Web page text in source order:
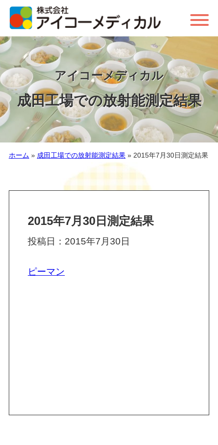
アイコーメディカル
成田工場での放射能測定結果
ホーム » 成田工場での放射能測定結果» 2015年7月30日測定結果
2015年7月30日測定結果
投稿日：2015年7月30日
ピーマン